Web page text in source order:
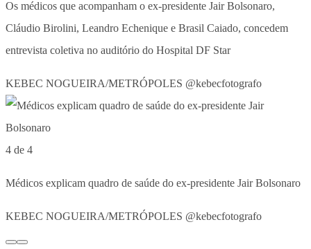
Os médicos que acompanham o ex-presidente Jair Bolsonaro,
Cláudio Birolini, Leandro Echenique e Brasil Caiado, concedem
entrevista coletiva no auditório do Hospital DF Star
KEBEC NOGUEIRA/METRÓPOLES @kebecfotografo
4 de 4
Médicos explicam quadro de saúde do ex-presidente Jair Bolsonaro
KEBEC NOGUEIRA/METRÓPOLES @kebecfotografo